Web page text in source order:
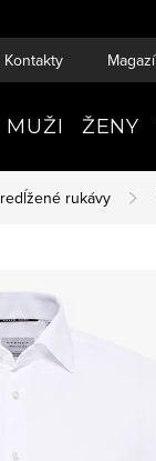
Kontakty
MUŽI ŽENY
rukávy